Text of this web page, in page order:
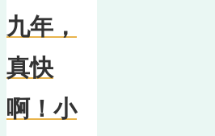
九年，
真快
啊！小